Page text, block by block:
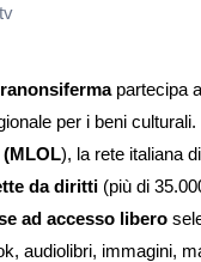
partecipa
per i beni
), la rete italiana
da diritti (più di
ad accesso libero
audiolibri, immagini,